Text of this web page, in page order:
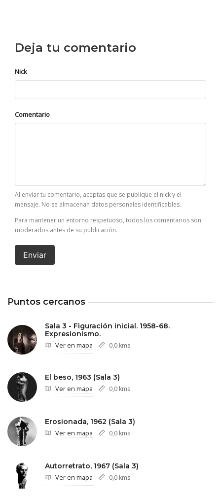
Deja tu comentario
Nick
Comentario
Al enviar tu comentario, aceptas que se publique el nick y el
mensaje. No se almacenan datos personales identificables.
Para mantener un entorno respetuoso, todos los comentarios son
moderados antes de su publicación.
Enviar
Puntos cercanos
Sala 3 - Figuración inicial. 1958-68.
Expresionismo.
Ver en mapa 0,0 kms
El beso, 1963 (Sala 3)
Ver en mapa 0,0 kms
Erosionada, 1962 (Sala 3)
Ver en mapa 0,0 kms
Autorretrato, 1967 (Sala 3)
Ver en mapa 0,0 kms